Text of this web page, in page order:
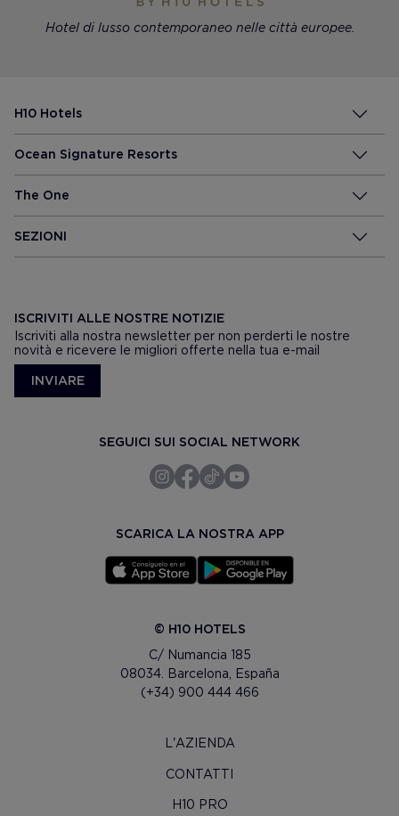
Hotel di lusso contemporaneo nelle città europee.
H10 Hotels
Ocean Signature Resorts
The One
SEZIONI
ISCRIVITI ALLE NOSTRE NOTIZIE
Iscriviti alla nostra newsletter per non perderti le nostre
novità e ricevere le migliori offerte nella tua e-mail
INVIARE
SEGUICI SUI SOCIAL NETWORK
SCARICA LA NOSTRA APP
© H10 HOTELS
C/ Numancia 185
08034. Barcelona, España
(+34) 900 444 466
L'AZIENDA
CONTATTI
H10 PRO